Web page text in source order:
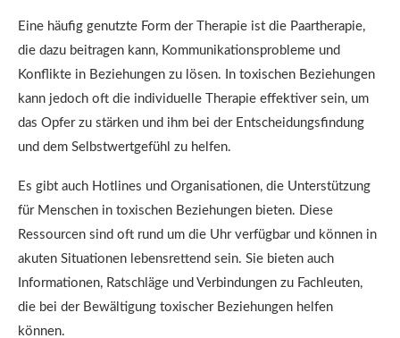
Eine häufig genutzte Form der Therapie ist die Paartherapie,
die dazu beitragen kann, Kommunikationsprobleme und
Konflikte in Beziehungen zu lösen. In toxischen Beziehungen
kann jedoch oft die individuelle Therapie effektiver sein, um
das Opfer zu stärken und ihm bei der Entscheidungsfindung
und dem Selbstwertgefühl zu helfen.
Es gibt auch Hotlines und Organisationen, die Unterstützung
für Menschen in toxischen Beziehungen bieten. Diese
Ressourcen sind oft rund um die Uhr verfügbar und können in
akuten Situationen lebensrettend sein. Sie bieten auch
Informationen, Ratschläge und Verbindungen zu Fachleuten,
die bei der Bewältigung toxischer Beziehungen helfen
können.